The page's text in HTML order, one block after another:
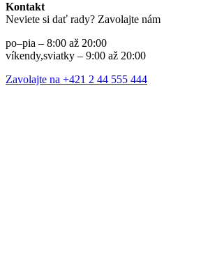
Kontakt
Neviete si dať rady? Zavolajte nám
po–pia – 8:00 až 20:00
víkendy,sviatky – 9:00 až 20:00
Zavolajte na +421 2 44 555 444